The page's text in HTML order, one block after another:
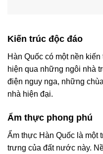
Kiến trúc độc đáo
Hàn Quốc có một nền
hiện qua những ngôi nhà
điện nguy nga, những
nhà hiện đại.
Ẩm thực phong phú
Ẩm thực Hàn Quốc là một
trưng của đất nước này.